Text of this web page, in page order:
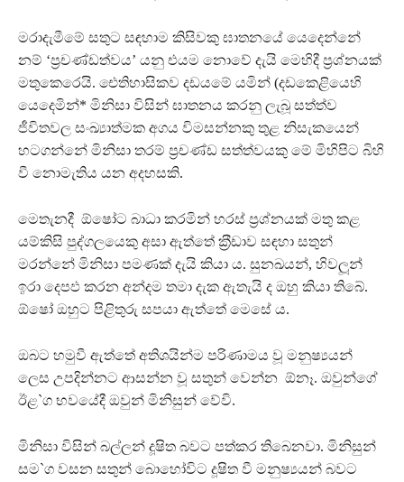
මරාදැමීමේ සතුට සඳහාම කිසිවකු ඝාතනයේ යෙදෙන්නේ
නම් ‘ප‍්‍රචණ්ඩත්වය’ යනු එයම නොවේ දැයි මෙහිදී ප‍්‍රශ්නයක්
මතුකෙරෙයි. ඓතිහාසිකව දඩයමේ යමින් (දඩකෙළියෙහි
යෙදෙමින්* මිනිසා විසින් ඝාතනය කරනු ලැබූ සත්ත්ව
ජීවිතවල සංඛ්‍යාත්මක අගය විමසන්නකු තුළ නිසැකයෙන්
හටගන්නේ මිනිසා තරම් ප‍්‍රචණ්ඩ සත්ත්වයකු මේ මිහිපිට බිහි
වී නොමැතිය යන අදහසකි.
මෙතැනදී ඕෂෝට බාධා කරමින් හරස් ප‍්‍රශ්නයක් මතු කළ
යම්කිසි පුද්ගලයෙකු අසා ඇත්තේ ක‍්‍රීඩාව සඳහා සතුන්
මරන්නේ මිනිසා පමණක් දැයි කියා ය. සුනඛයන්, හිවලූන්
ඉරා දෙපඵ කරන අන්දම තමා දැක ඇතැයි ද ඔහු කියා තිබේ.
ඕෂෝ ඔහුට පිළිතුරු සපයා ඇත්තේ මෙසේ ය.
ඔබට හමුවී ඇත්තේ අතිශයින්ම පරිණාමය වූ මනුෂ්‍යයන්
ලෙස උපදින්නට ආසන්න වූ සතුන් වෙන්න ඕනෑ. ඔවුන්ගේ
ඊළ`ග භවයේදී ඔවුන් මිනිසුන් වේවි.
මිනිසා විසින් බල්ලන් දූෂිත බවට පත්කර තිබෙනවා. මිනිසුන්
සම`ග වසන සතුන් බොහෝවිට දූෂිත වී මනුෂ්‍යයන් බවට